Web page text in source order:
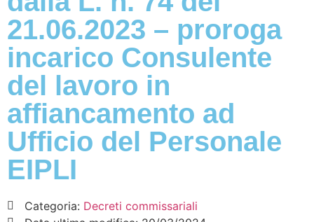
21.06.2023 – proroga
incarico Consulente
del lavoro in
affiancamento ad
Ufficio del Personale
EIPLI
Categoria: Decreti commissariali